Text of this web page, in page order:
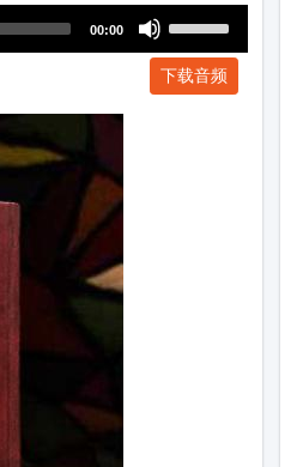
00:00
Arrow
下载音频